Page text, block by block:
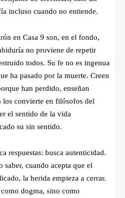
incluso cuando no entiende.
en Casa 9 son, en el fondo,
no proviene de repetir
todos. Su fe no es ingenua
ha pasado por la muerte. Creen
han perdido, enseñan
los convierte en filósofos del
el sentido de la vida
su sin sentido.
respuestas: busca autenticidad.
saber, cuando acepta que el
la herida empieza a cerrar.
dogma, sino como